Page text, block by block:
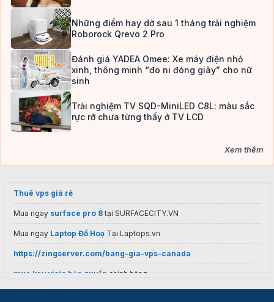
Những điểm hay dở sau 1 tháng trải nghiệm
Roborock Qrevo 2 Pro
Đánh giá YADEA Omee: Xe máy điện nhỏ
xinh, thông minh “đo ni đóng giày” cho nữ
sinh
Trải nghiệm TV SQD-MiniLED C8L: màu sắc
rực rỡ chưa từng thấy ở TV LCD
Xem thêm
Thuê vps giá rẻ
Mua ngay surface pro 8 tại SURFACECITY.VN
Mua ngay Laptop Đồ Hoạ Tại Laptops.vn
https://zingserver.com/bang-gia-vps-canada
mua key visio bản quyềnchính hãng